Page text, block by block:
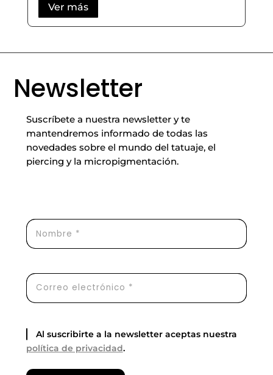
Ver más
Newsletter
Suscríbete a nuestra newsletter y te
mantendremos informado de todas las
novedades sobre el mundo del tatuaje, el
piercing y la micropigmentación.
Al suscribirte a la newsletter aceptas nuestra
política de privacidad.